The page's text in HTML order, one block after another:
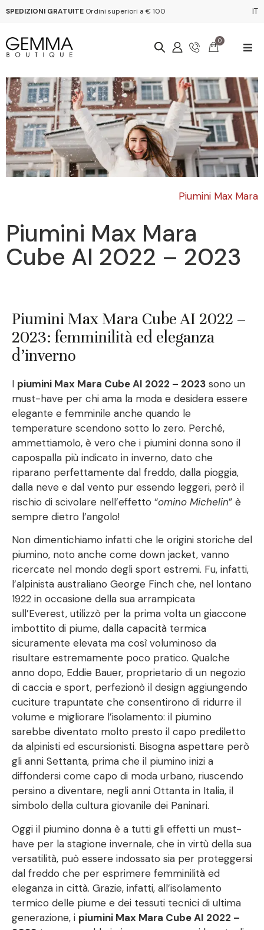
SPEDIZIONI GRATUITE Ordini superiori a € 100 IT
0
Piumini Max Mara
Piumini Max Mara
Cube AI 2022 – 2023
Piumini Max Mara Cube AI 2022 –
2023: femminilità ed eleganza
d’inverno
I piumini Max Mara Cube AI 2022 – 2023 sono un
must-have per chi ama la moda e desidera essere
elegante e femminile anche quando le
temperature scendono sotto lo zero. Perché,
ammettiamolo, è vero che i piumini donna sono il
capospalla più indicato in inverno, dato che
riparano perfettamente dal freddo, dalla pioggia,
dalla neve e dal vento pur essendo leggeri, però il
rischio di scivolare nell’effetto “omino Michelin” è
sempre dietro l’angolo!
Non dimentichiamo infatti che le origini storiche del
piumino, noto anche come down jacket, vanno
ricercate nel mondo degli sport estremi. Fu, infatti,
l’alpinista australiano George Finch che, nel lontano
1922 in occasione della sua arrampicata
sull’Everest, utilizzò per la prima volta un giaccone
imbottito di piume, dalla capacità termica
sicuramente elevata ma così voluminoso da
risultare estremamente poco pratico. Qualche
anno dopo, Eddie Bauer, proprietario di un negozio
di caccia e sport, perfezionò il design aggiungendo
cuciture trapuntate che consentirono di ridurre il
volume e migliorare l’isolamento: il piumino
sarebbe diventato molto presto il capo prediletto
da alpinisti ed escursionisti. Bisogna aspettare però
gli anni Settanta, prima che il piumino inizi a
diffondersi come capo di moda urbano, riuscendo
persino a diventare, negli anni Ottanta in Italia, il
simbolo della cultura giovanile dei Paninari.
Oggi il piumino donna è a tutti gli effetti un must-
have per la stagione invernale, che in virtù della sua
versatilità, può essere indossato sia per proteggersi
dal freddo che per esprimere femminilità ed
eleganza in città. Grazie, infatti, all’isolamento
termico delle piume e dei tessuti tecnici di ultima
generazione, i piumini Max Mara Cube AI 2022 –